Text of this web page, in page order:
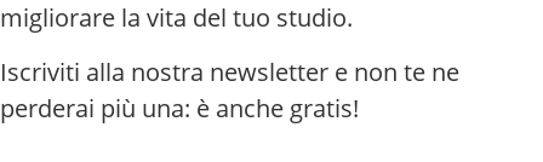
migliorare la vita del tuo studio.
Iscriviti alla nostra newsletter e non te ne
perderai più una: è anche gratis!